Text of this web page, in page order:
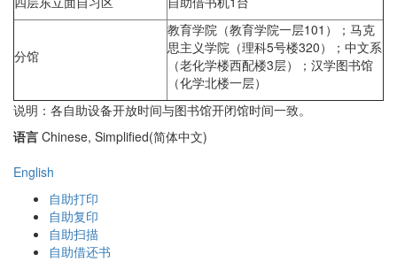
分馆
教育学院（教育学院一层101）；马克
思主义学院（理科5号楼320）；中文系
（老化学楼西配楼3层）；汉学图书馆
（化学北楼一层）
说明：各自助设备开放时间与图书馆开闭馆时间一致。
语言 Chinese, Simplified(简体中文)
English
自助打印
自助复印
自助扫描
自助借还书